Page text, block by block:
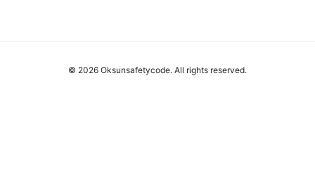
© 2026 Oksunsafetycode. All rights reserved.